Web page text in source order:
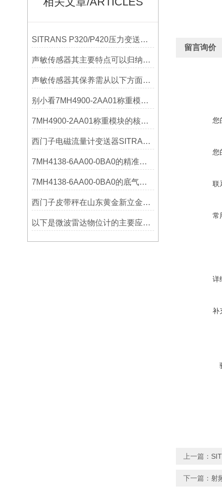
SITRANS P320/P420压力变送器概述
声敏传感器其主要特点可以归纳为以下几个核心维度
声敏传感器其保养需从以下方面入手
别小看7MH4900-2AA01称重模块！这些你日常接触的领域，早已离不开它
7MH4900-2AA01称重模块的核心亮点，藏着让效率翻倍的“关键密码”
西门子电磁流量计变送器SITRANS FMT020的功能
7MH4138-6AA00-0BA0的精准从何而来？关键组成部分，藏着答案！
7MH4138-6AA00-0BA0的底气：这些核心功能，让精准称重不再是难题
西门子皮带秤在山东黄金新立金矿的成功应用
以下是微波雷达物位计的主要应用领域及具体场景分析
留言询价
您
您
联
常
详
补
上一篇：
下一篇： 射